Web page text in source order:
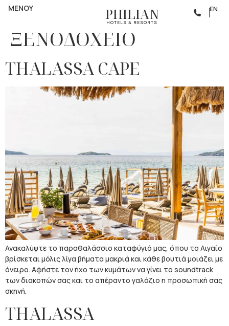
ΜΕΝΟΥ PHILIAN
HOTELS & RESORTS
EN
Κατηγορία:FAMILY
ΞΕΝΟΔΟΧΕΙΟ
THALASSA CAPE
Ανακαλύψτε το παραθαλάσσιο καταφύγιό μας, όπου το Αιγαίο
βρίσκεται μόλις λίγα βήματα μακριά και κάθε βουτιά μοιάζει με
όνειρο. Αφήστε τον ήχο των κυμάτων να γίνει το soundtrack
των διακοπών σας και το απέραντο γαλάζιο η προσωπική σας
σκηνή.
THALASSA